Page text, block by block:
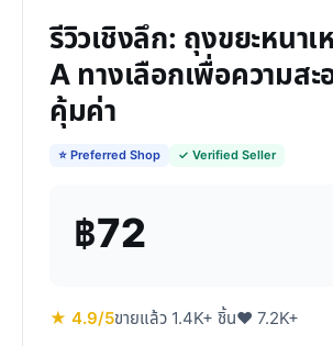
รีวิวเชิงลึก: ถุงขยะหนาเ
A ทางเลือกเพื่อความสะ
คุ้มค่า
⭐ Preferred Shop ✓ Verified Seller
฿72
★ 4.9/5ขายแล้ว 1.4K+ ชิ้น♥ 7.2K+